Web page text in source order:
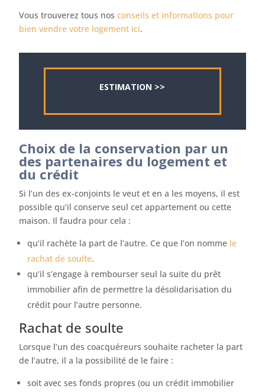
Vous trouverez tous nosconseils et informations pour
bien vendre votre logement ici.
ESTIMATION >>
Choix de la conservation par un
des partenaires du logement et
du crédit
Si l’un des ex-conjoints le veut et en a les moyens, il est
possible qu’il conserve seul cet appartement ou cette
maison. Il faudra pour cela :
qu’il rachète la part de l’autre. Ce que l’on nomme le
rachat de soulte.
qu’il s’engage à rembourser seul la suite du prêt
immobilier afin de permettre la désolidarisation du
crédit pour l’autre personne.
Rachat de soulte
Lorsque l’un des coacquéreurs souhaite racheter la part
de l’autre, il a la possibilité de le faire :
soit avec ses fonds propres (ou un crédit immobilier